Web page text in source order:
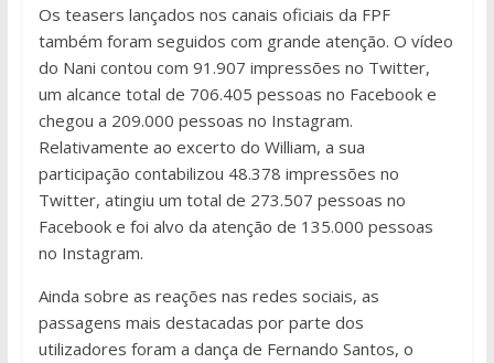
Os teasers lançados nos canais oficiais da FPF
também foram seguidos com grande atenção. O vídeo
do Nani contou com 91.907 impressões no Twitter,
um alcance total de 706.405 pessoas no Facebook e
chegou a 209.000 pessoas no Instagram.
Relativamente ao excerto do William, a sua
participação contabilizou 48.378 impressões no
Twitter, atingiu um total de 273.507 pessoas no
Facebook e foi alvo da atenção de 135.000 pessoas
no Instagram.
Ainda sobre as reações nas redes sociais, as
passagens mais destacadas por parte dos
utilizadores foram a dança de Fernando Santos, o